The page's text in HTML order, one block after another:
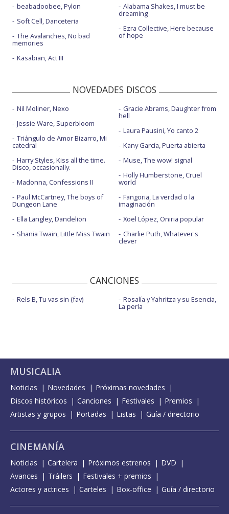
beabadoobee, Pylon
Soft Cell, Danceteria
The Avalanches, No bad
memories
Kasabian, Act III
Alabama Shakes, I must be
dreaming
Ezra Collective, Here because
of hope
NOVEDADES DISCOS
Nil Moliner, Nexo
Jessie Ware, Superbloom
Triángulo de Amor Bizarro, Mi
catedral
Harry Styles, Kiss all the time.
Disco, occasionally.
Madonna, Confessions II
Paul McCartney, The boys of
Dungeon Lane
Ella Langley, Dandelion
Shania Twain, Little Miss Twain
Gracie Abrams, Daughter from
hell
Laura Pausini, Yo canto 2
Kany García, Puerta abierta
Muse, The wow! signal
Holly Humberstone, Cruel
world
Fangoria, La verdad o la
imaginación
Xoel López, Oniria popular
Charlie Puth, Whatever's
clever
CANCIONES
Rels B, Tu vas sin (fav) Rosalía y Yahritza y su Esencia,
La perla
MUSICALIA
Noticias Novedades
Próximas novedades
Discos históricos
Canciones Festivales
Premios
Artistas y grupos
Portadas Listas Guía / directorio
CINEMANÍA
Noticias Cartelera Próximos estrenos
DVD
Avances
Tráilers
Festivales + premios
Actores y actrices
Carteles Box-office Guía / directorio